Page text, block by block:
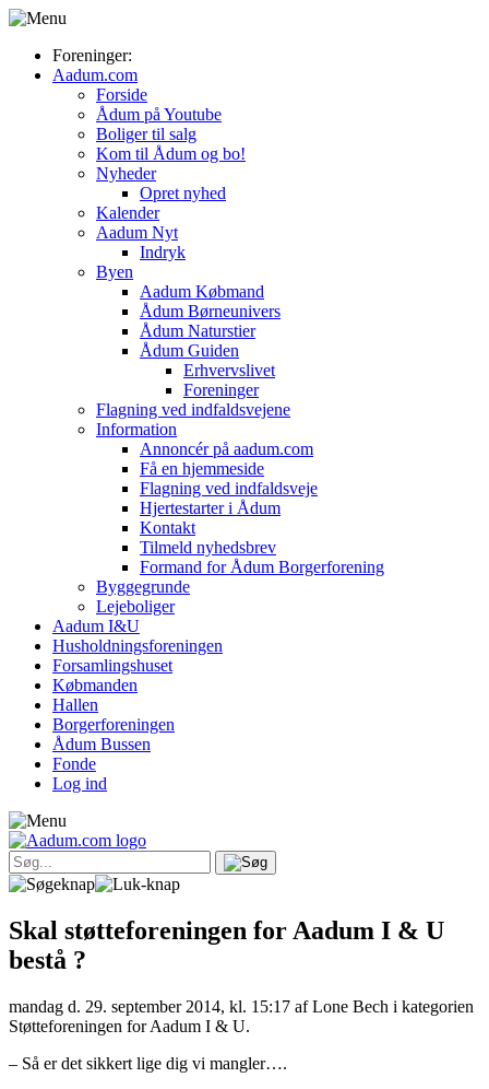
Foreninger:
Aadum.com
Forside
Ådum på Youtube
Boliger til salg
Kom til Ådum og bo!
Nyheder
Opret nyhed
Kalender
Aadum Nyt
Indryk
Byen
Aadum Købmand
Ådum Børneunivers
Ådum Naturstier
Ådum Guiden
Erhvervslivet
Foreninger
Flagning ved indfaldsvejene
Information
Annoncér på aadum.com
Få en hjemmeside
Flagning ved indfaldsveje
Hjertestarter i Ådum
Kontakt
Tilmeld nyhedsbrev
Formand for Ådum Borgerforening
Byggegrunde
Lejeboliger
Aadum I&U
Husholdningsforeningen
Forsamlingshuset
Købmanden
Hallen
Borgerforeningen
Ådum Bussen
Fonde
Log ind
Skal støtteforeningen for Aadum I & U
bestå ?
mandag d. 29. september 2014, kl. 15:17 af Lone Bech i kategorien
Støtteforeningen for Aadum I & U.
– Så er det sikkert lige dig vi mangler….